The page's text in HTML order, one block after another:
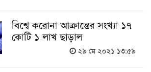
বিশ্বে করোনা আক্রান্তের সংখ্যা ১৭
কোটি ১ লাখ ছাড়াল
২৯ মে ২০২১ ১৩:৫৯